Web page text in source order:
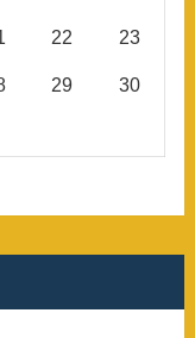
22 23
29 30